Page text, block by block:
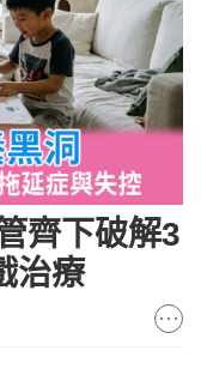
齊下破解3
治療